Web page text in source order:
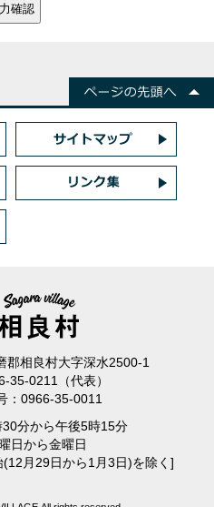
郡相良村大字深水2500-1
35-0211（代表）
：0966-35-0011
分から午後5時15分
日から金曜日
月29日から1月3日)を除く]